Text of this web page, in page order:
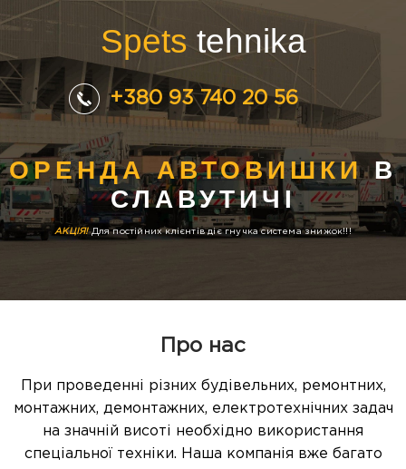
Spetstehnika
+380 93 740 20 56
ОРЕНДА АВТОВИШКИВ
СЛАВУТИЧІ
АКЦІЯ!Для постійних клієнтів діє гнучка система знижок!!!
Про нас
При проведенні різних будівельних, ремонтних,
монтажних, демонтажних, електротехнічних задач
на значній висоті необхідно використання
спеціальної техніки. Наша компанія вже багато